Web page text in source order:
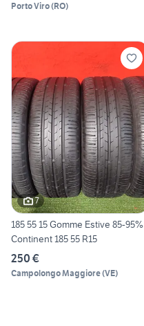
Porto Viro(RO)
7
185 55 15 Gomme Estive 85-95%
Continent 185 55 R15
250 €
Campolongo Maggiore(VE)